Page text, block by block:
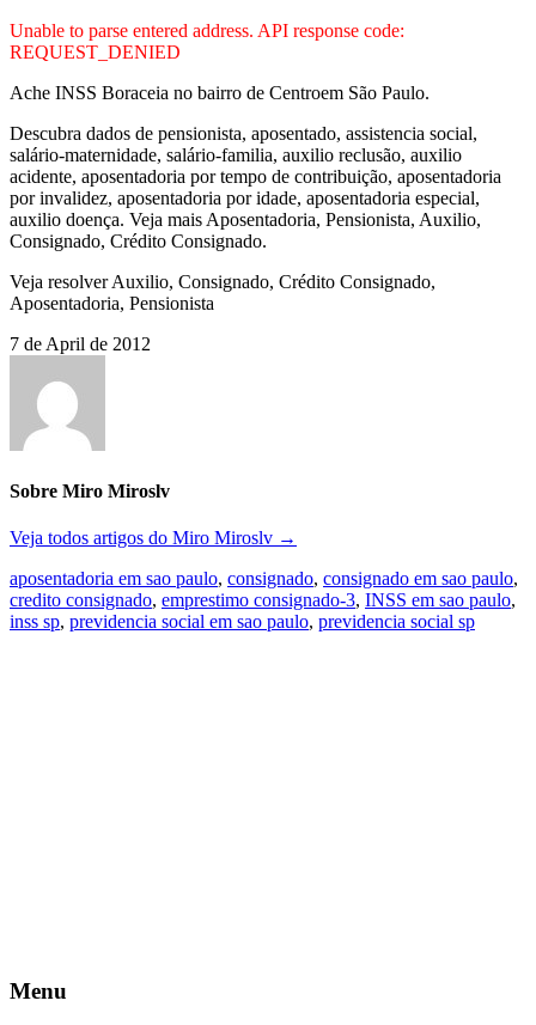
Unable to parse entered address. API response code:
REQUEST_DENIED
Ache INSS Boraceia no bairro de Centroem São Paulo.
Descubra dados de pensionista, aposentado, assistencia social,
salário-maternidade, salário-familia, auxilio reclusão, auxilio
acidente, aposentadoria por tempo de contribuição, aposentadoria
por invalidez, aposentadoria por idade, aposentadoria especial,
auxilio doença. Veja mais Aposentadoria, Pensionista, Auxilio,
Consignado, Crédito Consignado.
Veja resolver Auxilio, Consignado, Crédito Consignado,
Aposentadoria, Pensionista
7 de April de 2012
Sobre Miro Miroslv
Veja todos artigos do Miro Miroslv →
aposentadoria em sao paulo, consignado, consignado em sao paulo,
credito consignado, emprestimo consignado-3, INSS em sao paulo,
inss sp, previdencia social em sao paulo, previdencia social sp
Menu